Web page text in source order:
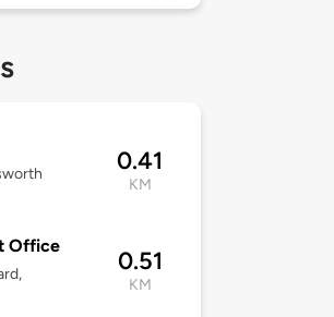
0.41
KM
Office
0.51
KM